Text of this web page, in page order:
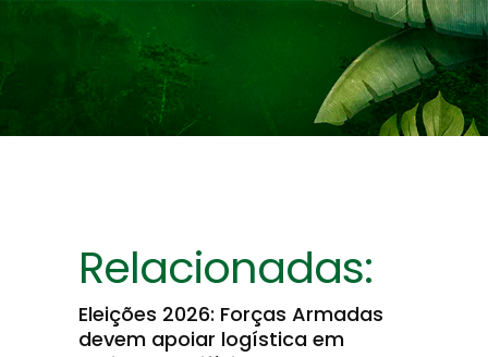
Relacionadas:
Eleições 2026: Forças Armadas
devem apoiar logística em